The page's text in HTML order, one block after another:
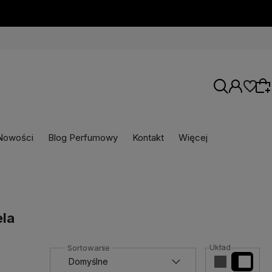
Blog Perfumowy Kontakt Więcej
Układ